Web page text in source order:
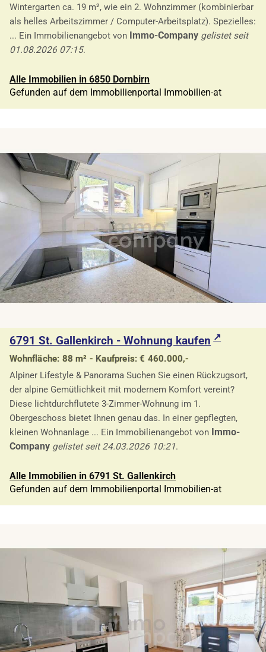
Wintergarten ca. 19 m², wie ein 2. Wohnzimmer (kombinierbar
als helles Arbeitszimmer / Computer-Arbeitsplatz). Spezielles:
... Ein Immobilienangebot von Immo-Company gelistet seit
01.08.2026 07:15.
Alle Immobilien in 6850 Dornbirn
Gefunden auf dem Immobilienportal Immobilien-at
6791 St. Gallenkirch - Wohnung kaufen
Wohnfläche: 88 m² - Kaufpreis: € 460.000,-
Alpiner Lifestyle & Panorama Suchen Sie einen Rückzugsort,
der alpine Gemütlichkeit mit modernem Komfort vereint?
Diese lichtdurchflutete 3-Zimmer-Wohnung im 1.
Obergeschoss bietet Ihnen genau das. In einer gepflegten,
kleinen Wohnanlage ... Ein Immobilienangebot von Immo-
Company gelistet seit 24.03.2026 10:21.
Alle Immobilien in 6791 St. Gallenkirch
Gefunden auf dem Immobilienportal Immobilien-at